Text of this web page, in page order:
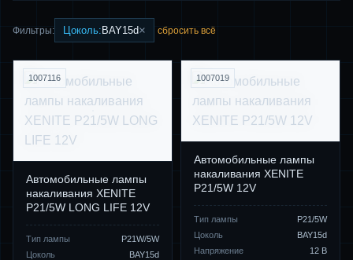
Фильтры: Цоколь: BAY15d× сбросить всё
1007116
Автомобильные лампы
накаливания XENITE
P21/5W LONG LIFE 12V
Тип лампы
P21W/5W
Цоколь
BAY15d
1007019
Автомобильные лампы
накаливания XENITE
P21/5W 12V
Тип лампы
P21/5W
Цоколь
BAY15d
Напряжение
12 В